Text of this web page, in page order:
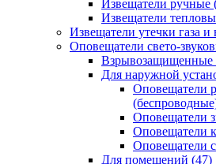
Извещатели ручные
Извещатели
Извещатели утечки газа и
Оповещатели свето-
Взрывозащищенные
Для наружной
Оповещатели
Оповещатели
Оповещатели
Оповещатели
Для помещений (47)